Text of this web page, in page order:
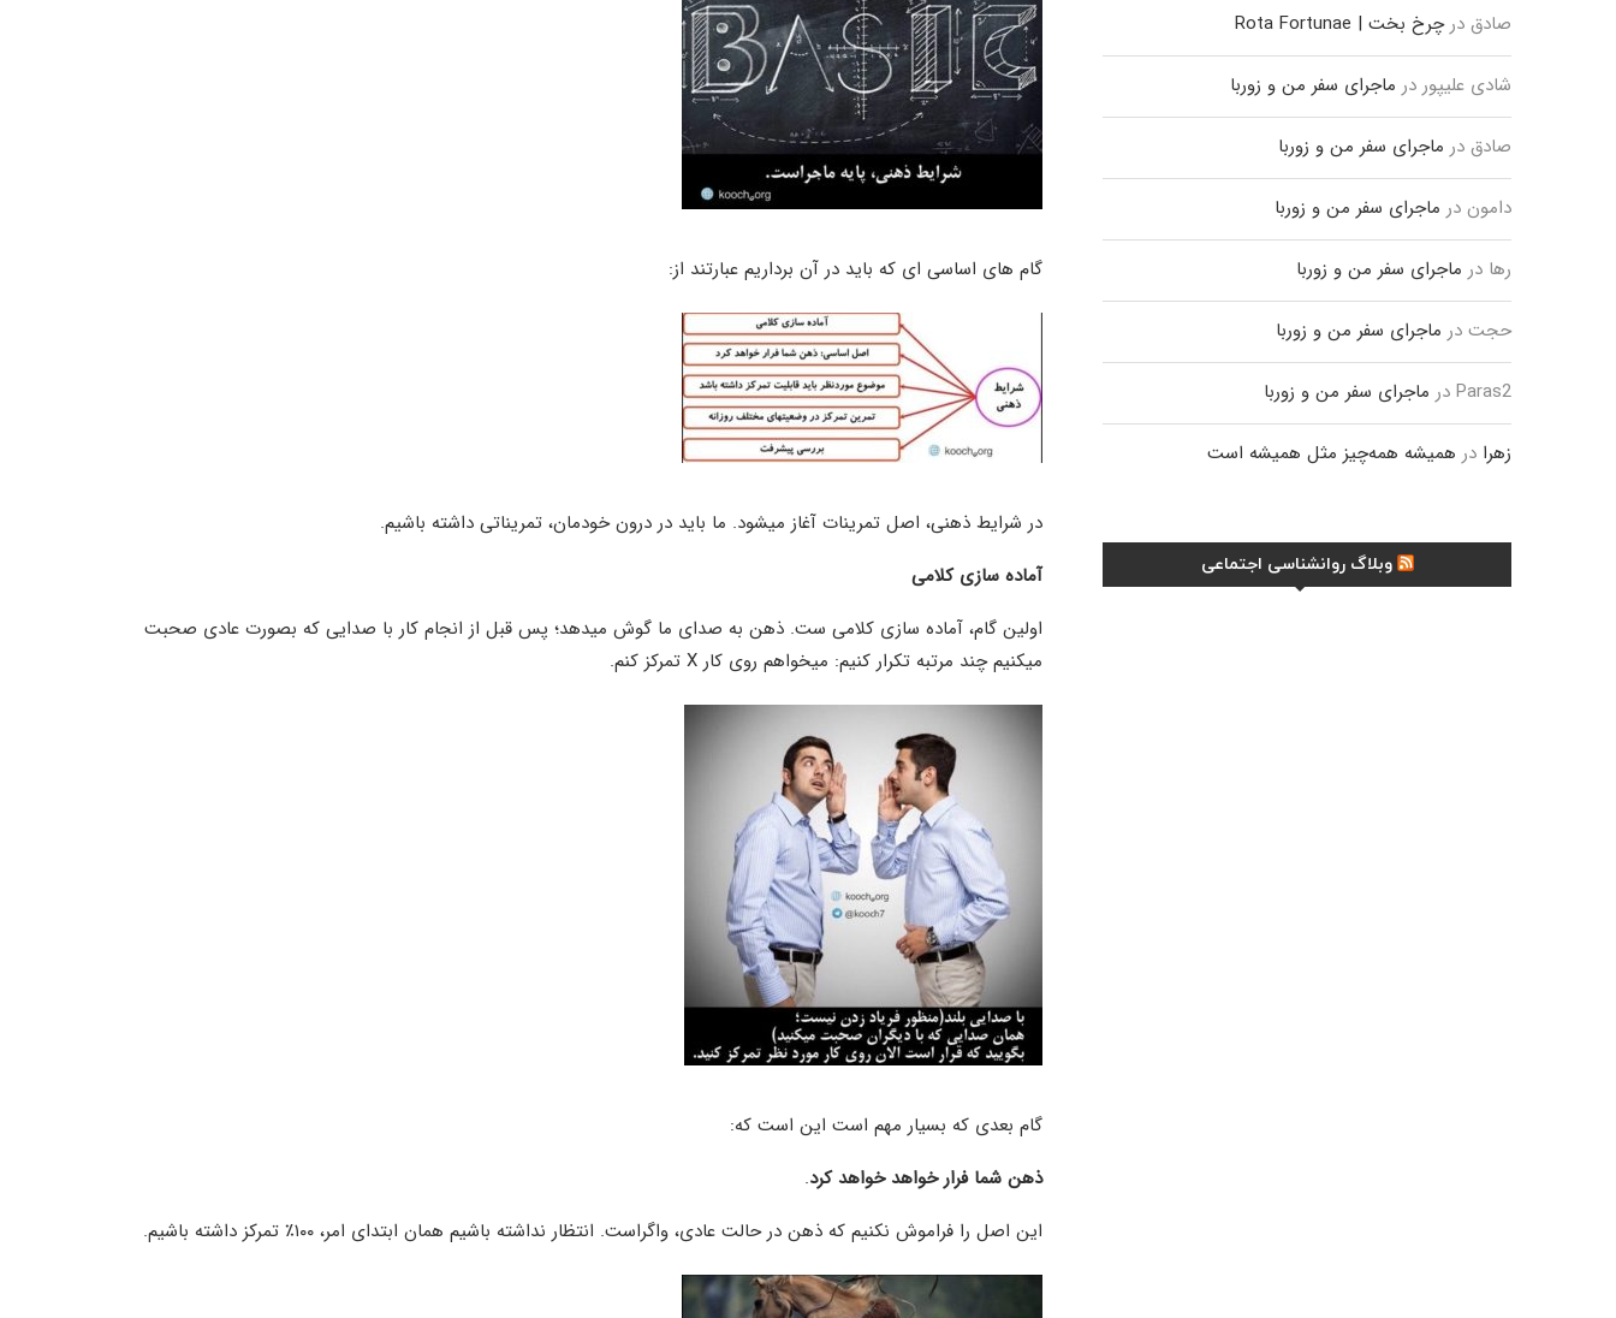
گام های اساسی ای که باید در آن برداریم عبارتند از:
در شرایط ذهنی، اصل تمرینات آغاز میشود. ما باید در درون خودمان، تمریناتی داشته باشیم.
آماده سازی کلامی
اولین گام، آماده سازی کلامی ست. ذهن به صدای ما گوش میدهد؛ پس قبل از انجام کار با صدایی که بصورت عادی صحبت
میکنیم چند مرتبه تکرار کنیم: میخواهم روی کار X تمرکز کنم.
گام بعدی که بسیار مهم است این است که:
ذهن شما فرار خواهد خواهد کرد.
این اصل را فراموش نکنیم که ذهن در حالت عادی، واگراست. انتظار نداشته باشیم همان ابتدای امر، ١٠٠٪‏ تمرکز داشته باشیم.
صادق درچرخ بخت | Rota Fortunae
شادی علیپور در ماجرای سفر من و زوربا
صادق در ماجرای سفر من و زوربا
دامون در ماجرای سفر من و زوربا
رها در ماجرای سفر من و زوربا
حجت در ماجرای سفر من و زوربا
Paras2 در ماجرای سفر من و زوربا
زهرا در همیشه همه‌چیز مثل همیشه است
وبلاگ روانشناسی اجتماعی